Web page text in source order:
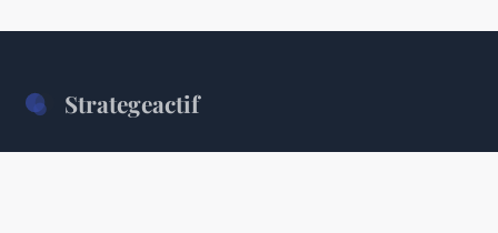
Strategeactif